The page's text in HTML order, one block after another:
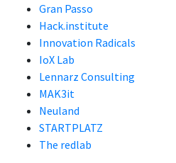
Gran Passo
Hack.institute
Innovation Radicals
IoX Lab
Lennarz Consulting
MAK3it
Neuland
STARTPLATZ
The redlab